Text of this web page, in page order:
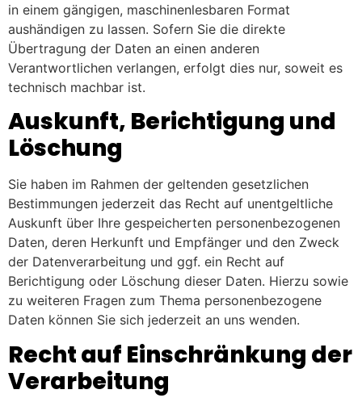
in einem gängigen, maschinenlesbaren Format
aushändigen zu lassen. Sofern Sie die direkte
Übertragung der Daten an einen anderen
Verantwortlichen verlangen, erfolgt dies nur, soweit es
technisch machbar ist.
Auskunft, Berichtigung und
Löschung
Sie haben im Rahmen der geltenden gesetzlichen
Bestimmungen jederzeit das Recht auf unentgeltliche
Auskunft über Ihre gespeicherten personenbezogenen
Daten, deren Herkunft und Empfänger und den Zweck
der Datenverarbeitung und ggf. ein Recht auf
Berichtigung oder Löschung dieser Daten. Hierzu sowie
zu weiteren Fragen zum Thema personenbezogene
Daten können Sie sich jederzeit an uns wenden.
Recht auf Einschränkung der
Verarbeitung